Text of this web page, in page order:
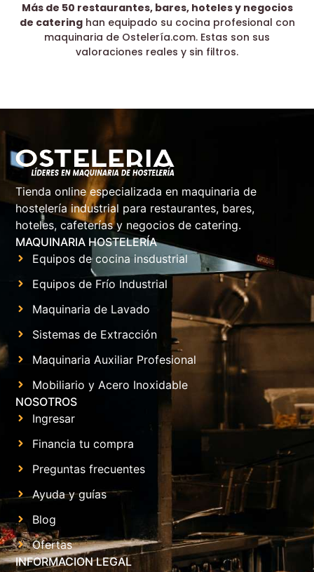
Más de 50 restaurantes, bares, hoteles y negocios
de cateringhan equipado su cocina profesional con
maquinaria de Ostelería.com. Estas son sus
valoraciones reales y sin filtros.
Tienda online especializada en maquinaria de
hostelería industrial para restaurantes, bares,
hoteles, cafeterías y negocios de catering.
MAQUINARIA HOSTELERÍA
Equipos de cocina insdustrial
Equipos de Frío Industrial
Maquinaria de Lavado
Sistemas de Extracción
Maquinaria Auxiliar Profesional
Mobiliario y Acero Inoxidable
NOSOTROS
Ingresar
Financia tu compra
Preguntas frecuentes
Ayuda y guías
Blog
Ofertas
INFORMACION LEGAL